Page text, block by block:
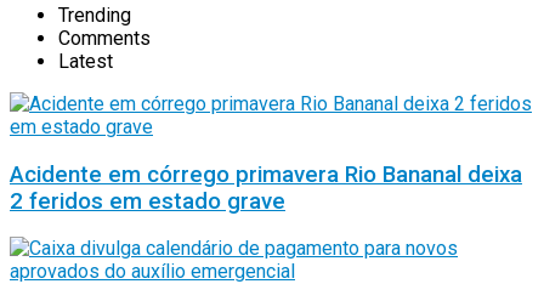
Trending
Comments
Latest
Acidente em córrego primavera Rio Bananal deixa
2 feridos em estado grave